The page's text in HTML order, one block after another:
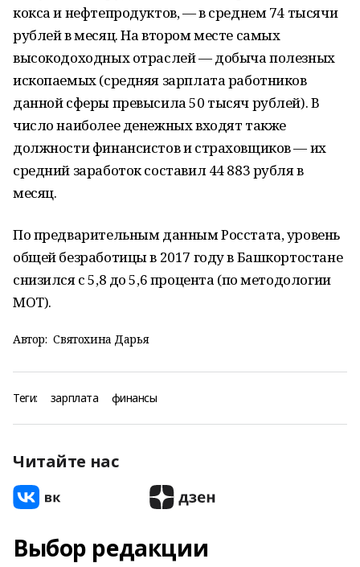
кокса и нефтепродуктов, — в среднем 74 тысячи
рублей в месяц. На втором месте самых
высокодоходных отраслей — добыча полезных
ископаемых (средняя зарплата работников
данной сферы превысила 50 тысяч рублей). В
число наиболее денежных входят также
должности финансистов и страховщиков — их
средний заработок составил 44 883 рубля в
месяц.
По предварительным данным Росстата, уровень
общей безработицы в 2017 году в Башкортостане
снизился с 5,8 до 5,6 процента (по методологии
МОТ).
Автор: Святохина Дарья
Теги: зарплата финансы
Читайте нас
Выбор редакции